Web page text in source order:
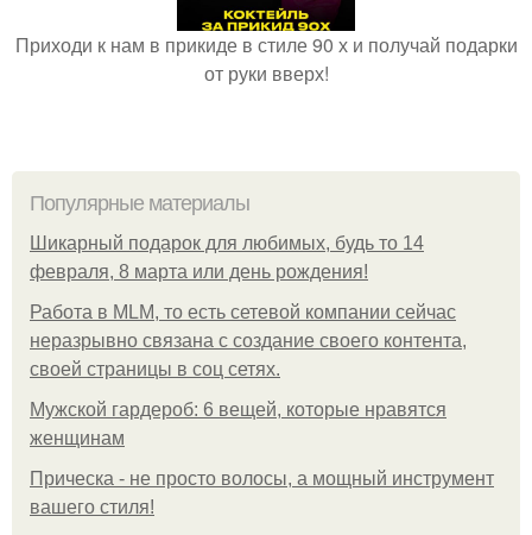
Приходи к нам в прикиде в стиле 90 х и получай подарки
от руки вверх!
Популярные материалы
Шикарный подарок для любимых, будь то 14
февраля, 8 марта или день рождения!
Работа в MLM, то есть сетевой компании сейчас
неразрывно связана с создание своего контента,
своей страницы в соц сетях.
Мужской гардероб: 6 вещей, которые нравятся
женщинам
Прическа - не просто волосы, а мощный инструмент
вашего стиля!